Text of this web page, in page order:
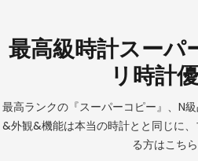
最高級時計スーパ
リ時計
最高ランクの『スーパーコピー』、N
&外観&機能は本当の時計とと同じに
る方はこちら